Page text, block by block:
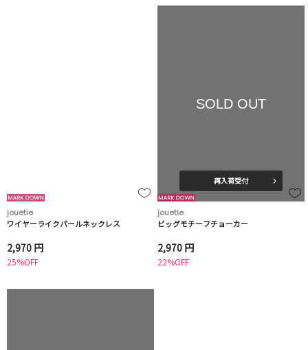
jouetie
ワイヤーライクパールネックレス
2,970 円
25%OFF
SOLD OUT
再入荷受付
jouetie
ビッグモチーフチョーカー
2,970 円
22%OFF